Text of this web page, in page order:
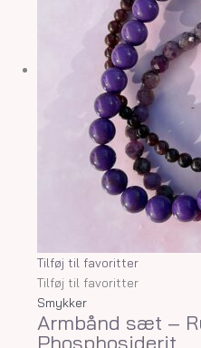
Tilføj til favoritter
Tilføj til favoritter
Smykker
Armbånd sæt –
Phosphosiderit